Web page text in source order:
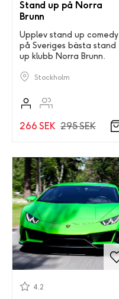
Stand up på Norra
Brunn
Upplev stand up comedy
på Sveriges bästa stand
up klubb Norra Brunn.
Stockholm
266 SEK 295 SEK
4.2